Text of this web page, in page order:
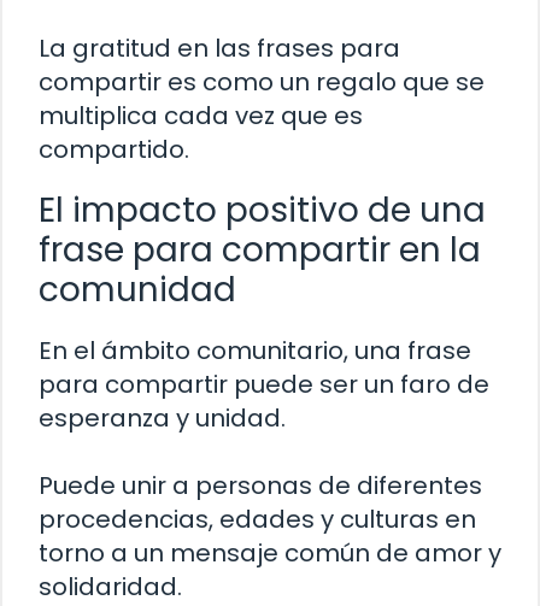
La gratitud en las frases para
compartir es como un regalo que se
multiplica cada vez que es
compartido.
El impacto positivo de una
frase para compartir en la
comunidad
En el ámbito comunitario, una frase
para compartir puede ser un faro de
esperanza y unidad.
Puede unir a personas de diferentes
procedencias, edades y culturas en
torno a un mensaje común de amor y
solidaridad.